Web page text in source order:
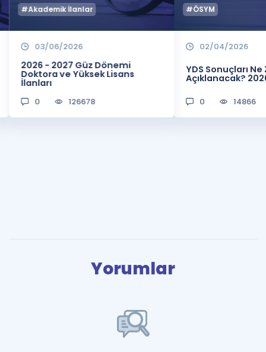
#Akademik İlanlar
03/06/2026
2026 - 2027 Güz Dönemi
Doktora ve Yüksek Lisans
İlanları
0 126678
#ÖSYM
02/04/2026
YDS Sonuçları
Açıklanacak?
0 14866
Yorumlar